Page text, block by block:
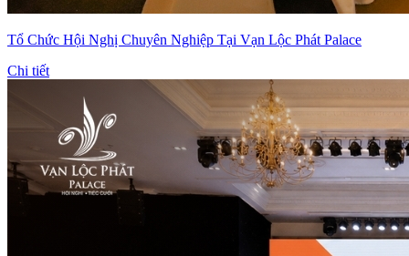
Tổ Chức Hội Nghị Chuyên Nghiệp Tại Vạn Lộc Phát Palace
Chi tiết